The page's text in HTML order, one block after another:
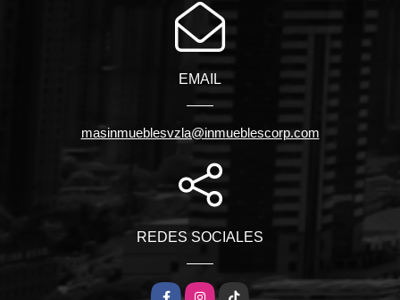
EMAIL
masinmueblesvzla@inmueblescorp.com
REDES SOCIALES
FacebookInstagramTikTok